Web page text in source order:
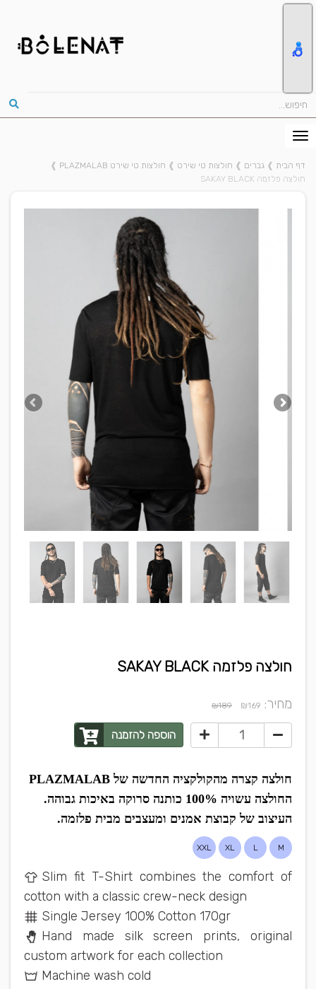
דף הבית ❱ גברים ❱ חולצות טי שירט ❱ חולצות טי שירט PLAZMALAB
❱
חולצה פלזמה SAKAY BLACK
חולצה פלזמה SAKAY BLACK
מחיר: ₪169
₪189
הוספה להזמנה
חולצה קצרה מהקולקציה החדשה של PLAZMALAB
החולצה עשויה 100% כותנה סרוקה באיכות גבוהה.
העיצוב של קבוצת אמנים ומעצבים מבית פלזמה.
M
L
XL
XXL
Slim fit T-Shirt combines the comfort of
cotton with a classic crew-neck design
Single Jersey 100% Cotton 170gr
Hand made silk screen prints, original
custom artwork for each collection
Machine wash cold